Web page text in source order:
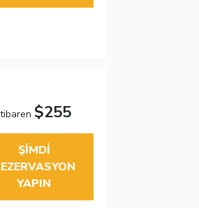
$255
ŞIMDI
YAPIN